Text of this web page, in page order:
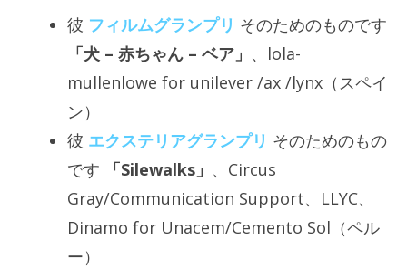
彼 フィルムグランプリ そのためのものです
「犬 – 赤ちゃん – ベア」 、lola-
mullenlowe for unilever /ax /lynx（スペイ
ン）
彼 エクステリアグランプリ そのためのもの
です
「Silewalks」 、Circus
Gray/Communication Support、LLYC、
Dinamo for Unacem/Cemento Sol（ペル
ー）